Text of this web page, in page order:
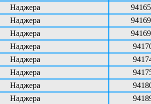
Наджера
Наджера
Наджера
Наджера
Наджера
Наджера
Наджера
Наджера